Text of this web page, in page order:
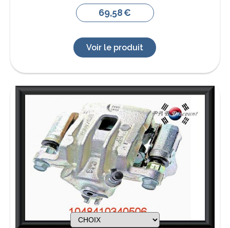
69,58€
Voir le produit